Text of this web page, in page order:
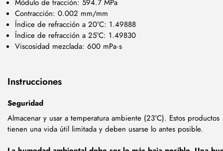
Módulo de tracción: 594.7 MPa
Contracción: 0.002 mm/mm
Índice de refracción a 20°C: 1.49888
Índice de refracción a 25°C: 1.49830
Viscosidad mezclada: 600 mPa·s
Instrucciones
Seguridad
Almacenar y usar a temperatura ambiente (23°C). Estos productos
tienen una vida útil limitada y deben usarse lo antes posible.